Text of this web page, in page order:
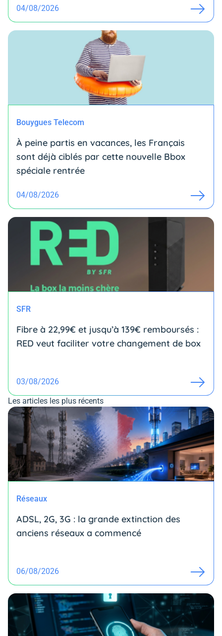
04/08/2026
Bouygues Telecom
À peine partis en vacances, les Français
sont déjà ciblés par cette nouvelle Bbox
spéciale rentrée
04/08/2026
SFR
Fibre à 22,99€ et jusqu’à 139€ remboursés :
RED veut faciliter votre changement de box
03/08/2026
Les articles les plus récents
Réseaux
ADSL, 2G, 3G : la grande extinction des
anciens réseaux a commencé
06/08/2026